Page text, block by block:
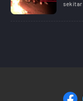
sekitar